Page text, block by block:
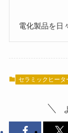
電化製品を日
セラミックヒータ